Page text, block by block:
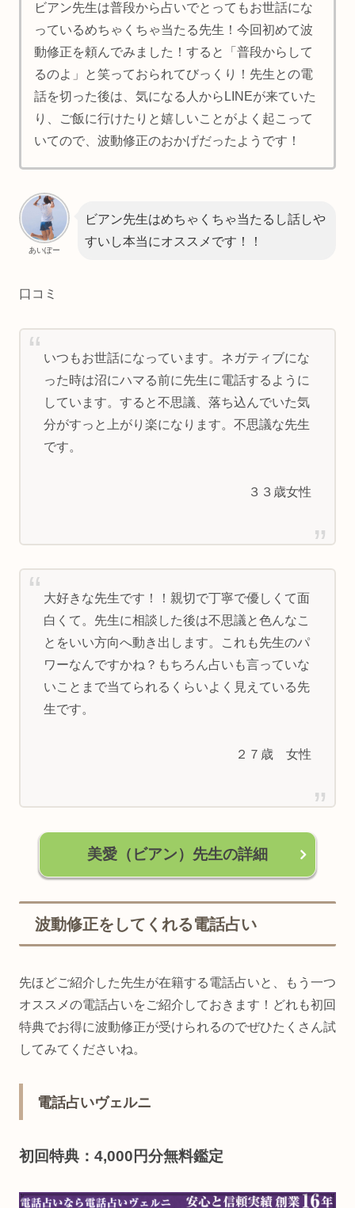
ビアン先生は普段から占いでとってもお世話にな
っているめちゃくちゃ当たる先生！今回初めて波
動修正を頼んでみました！すると「普段からして
るのよ」と笑っておられてびっくり！先生との電
話を切った後は、気になる人からLINEが来ていた
り、ご飯に行けたりと嬉しいことがよく起こって
いてので、波動修正のおかげだったようです！
あいぽー
ビアン先生はめちゃくちゃ当たるし話しや
すいし本当にオススメです！！
口コミ
いつもお世話になっています。ネガティブにな
った時は沼にハマる前に先生に電話するように
しています。すると不思議、落ち込んでいた気
分がすっと上がり楽になります。不思議な先生
です。
３３歳女性
大好きな先生です！！親切で丁寧で優しくて面
白くて。先生に相談した後は不思議と色んなこ
とをいい方向へ動き出します。これも先生のパ
ワーなんですかね？もちろん占いも言っていな
いことまで当てられるくらいよく見えている先
生です。
２７歳 女性
美愛（ビアン）先生の詳細
波動修正をしてくれる電話占い
先ほどご紹介した先生が在籍する電話占いと、もう一つ
オススメの電話占いをご紹介しておきます！どれも初回
特典でお得に波動修正が受けられるのでぜひたくさん試
してみてくださいね。
電話占いヴェルニ
初回特典：4,000円分無料鑑定